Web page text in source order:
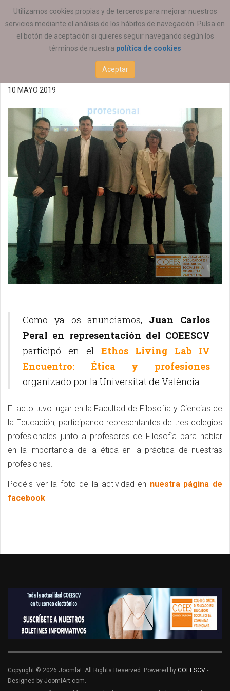
Utilizamos cookies propias y de terceros para mejorar nuestros
servicios mediante el análisis de los hábitos de navegación. Pulsa en
el botón de aceptación si quieres seguir navegando según los
términos de nuestra política de cookies
Aceptar
ESTÁ AQUÍ: ACTUALIDAD COEESCV
Participación en el Ethos
Living Lab IV
10 MAYO 2019
Como ya os anunciamos, Juan Carlos
Peral en representación del COEESCV
participó en elEthos Living Lab IV
Encuentro: Ética y profesiones
organizado por la Universitat de València.
El acto tuvo lugar en la Facultad de Filosofia y Ciencias de
la Educación, participando representantes de tres colegios
profesionales junto a profesores de Filosofía para hablar
en la importancia de la ética en la práctica de nuestras
profesiones.
Podéis ver la foto de la actividad en nuestra página de
facebook
Copyright © 2026 Joomla!. All Rights Reserved. Powered by COEESCV -
Designed by JoomlArt.com.